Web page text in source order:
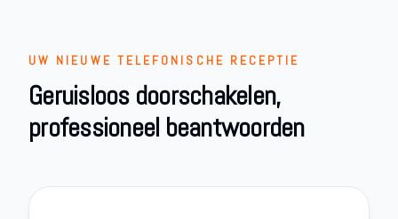
UW NIEUWE TELEFONISCHE RECEPTIE
Geruisloos doorschakelen,
professioneel beantwoorden